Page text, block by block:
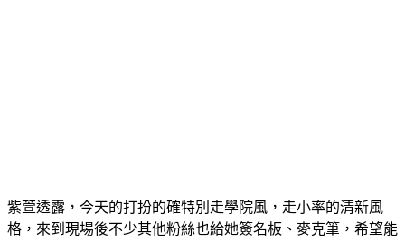
紫萱透露，今天的打扮的確特別走學院風，走小率的清新風
格，來到現場後不少其他粉絲也給她簽名板、麥克筆，希望能